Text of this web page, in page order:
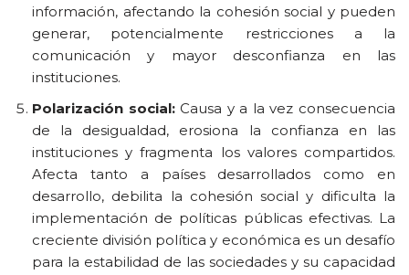
información, afectando la cohesión social y pueden
generar, potencialmente restricciones a la
comunicación y mayor desconfianza en las
instituciones.
Polarización social: Causa y a la vez consecuencia
de la desigualdad, erosiona la confianza en las
instituciones y fragmenta los valores compartidos.
Afecta tanto a países desarrollados como en
desarrollo, debilita la cohesión social y dificulta la
implementación de políticas públicas efectivas. La
creciente división política y económica es un desafío
para la estabilidad de las sociedades y su capacidad